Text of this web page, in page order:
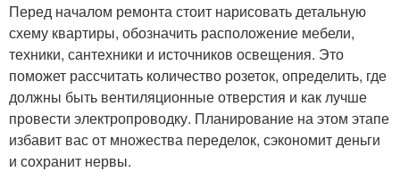
Перед началом ремонта стоит нарисовать детальную
схему квартиры, обозначить расположение мебели,
техники, сантехники и источников освещения. Это
поможет рассчитать количество розеток, определить, где
должны быть вентиляционные отверстия и как лучше
провести электропроводку. Планирование на этом этапе
избавит вас от множества переделок, сэкономит деньги
и сохранит нервы.